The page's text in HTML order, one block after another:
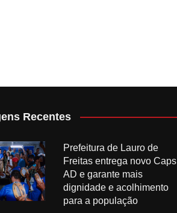
Recentes
Prefeitura de Lauro de
Freitas entrega novo Caps
AD e garante mais
dignidade e acolhimento
para a população